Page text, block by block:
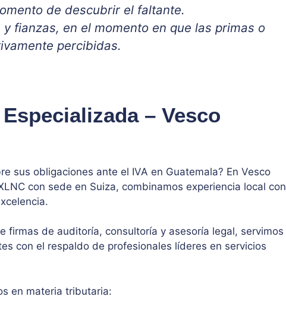
de descubrir el faltante.
y fianzas, en el momento en que las primas o
percibidas.
– Vesco
sus obligaciones ante el IVA en Guatemala? En Vesco
con sede en Suiza, combinamos experiencia local con
firmas de auditoría, consultoría y asesoría legal, servimos
con el respaldo de profesionales líderes en servicios
en materia tributaria: